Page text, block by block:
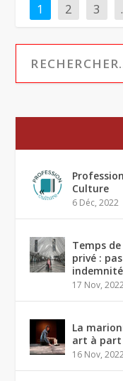
1 2 3
Culture
6 Déc, 2022
Temps
privé :
indemnité
17 Nov,
La
art à part
16 Nov,